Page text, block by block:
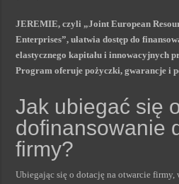
JEREMIE, czyli „Joint European
Enterprises”, ułatwia dostęp do
elastycznego kapitału i innowacyjnych
Program oferuje pożyczki, gwarancje i
Jak ubiegać się
dofinansowanie
firmy?
Ubiegając się o dotację na otwarcie firmy,